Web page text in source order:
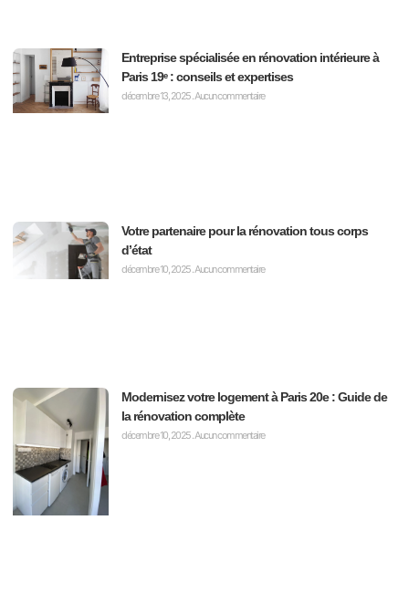
Entreprise spécialisée en rénovation intérieure à
Paris 19ᵉ : conseils et expertises
décembre 13, 2025Aucun commentaire
Votre partenaire pour la rénovation tous corps
d’état
décembre 10, 2025 Aucun commentaire
Modernisez votre logement à Paris 20e : Guide de
la rénovation complète
décembre 10, 2025 Aucun commentaire